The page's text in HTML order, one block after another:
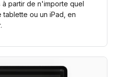
à partir de n'importe quel
tablette ou un iPad, en